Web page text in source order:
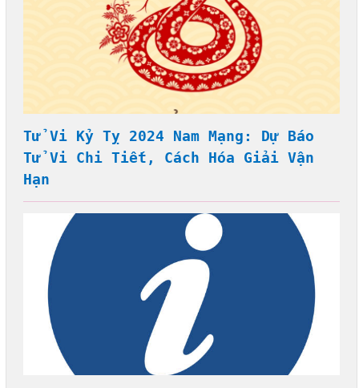
Tử Vi Kỷ Tỵ 2024 Nam Mạng: Dự Báo
Tử Vi Chi Tiết, Cách Hóa Giải Vận
Hạn